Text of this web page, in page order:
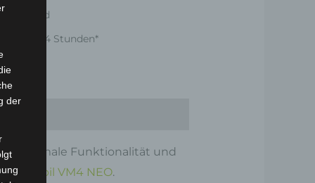
Versand
24 Stunden*
optimale Funktionalität und
VM4 NEO.
der